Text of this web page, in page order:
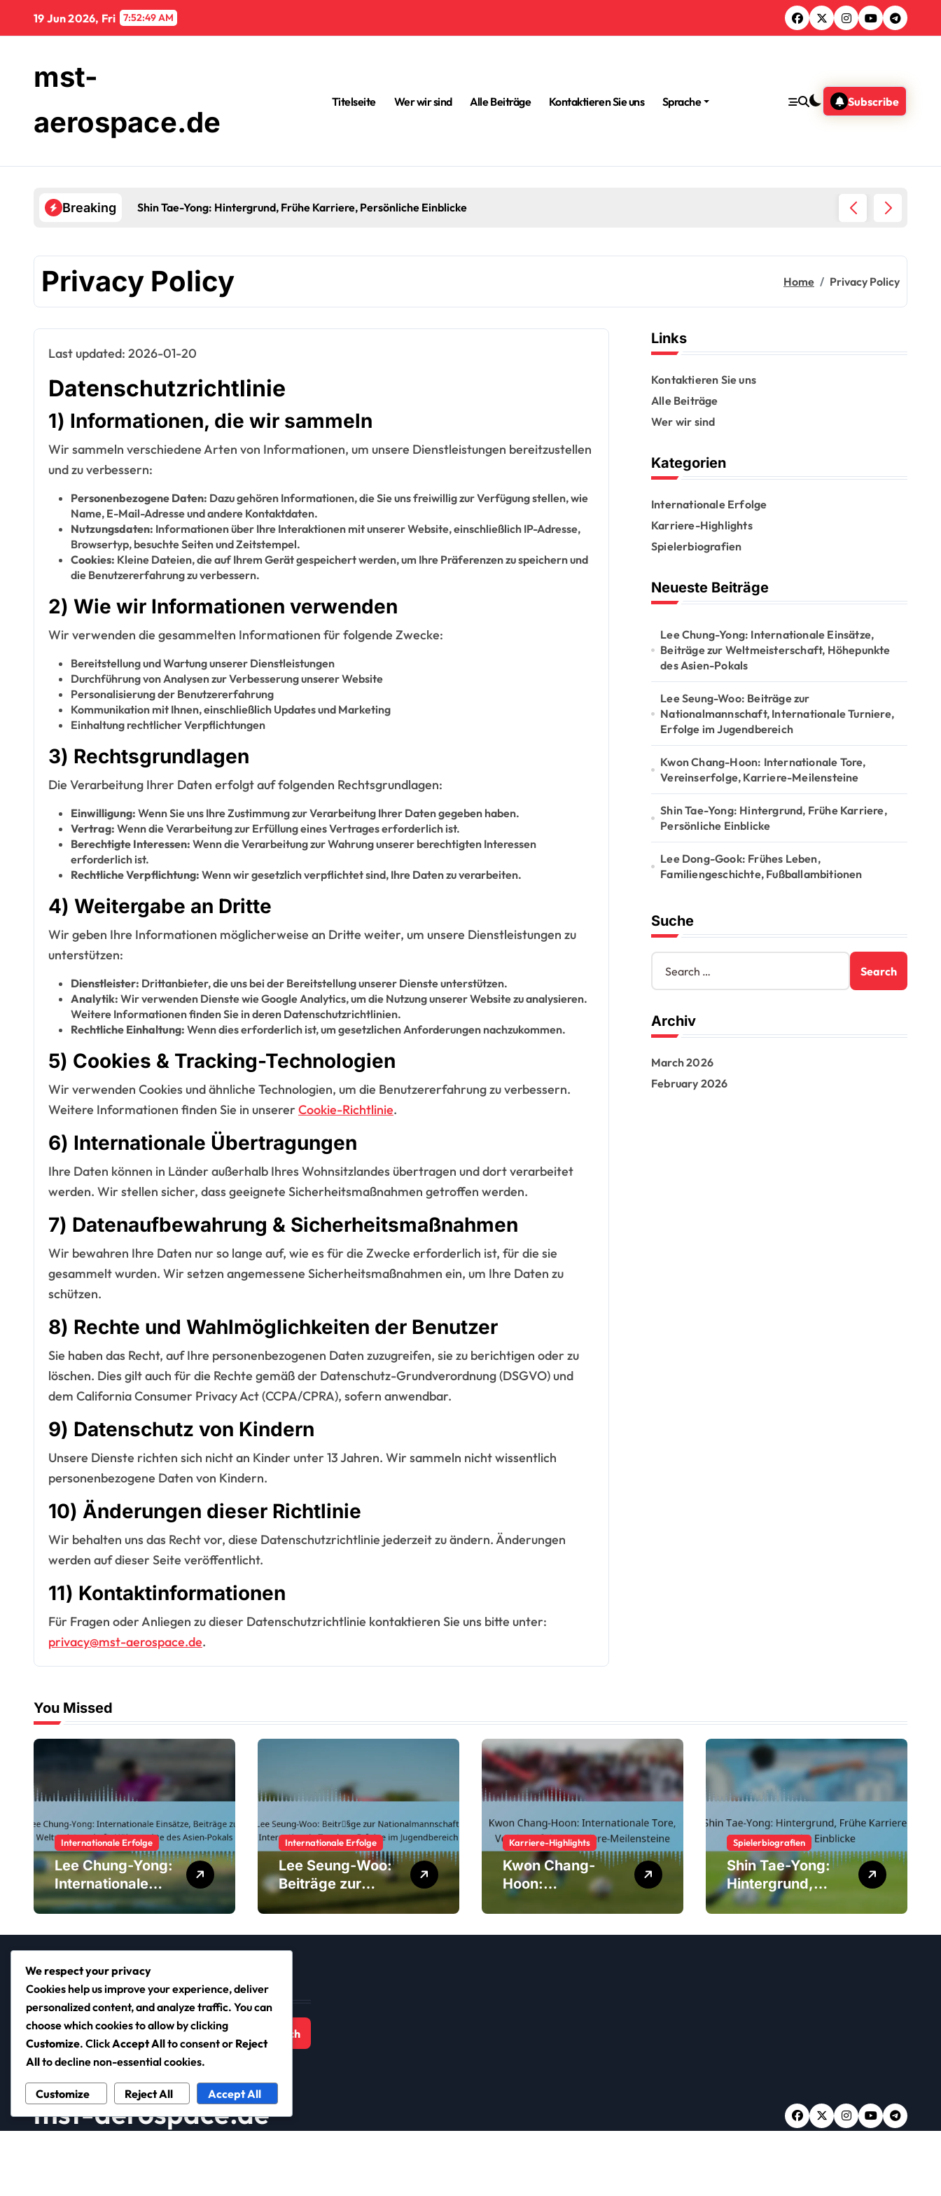
content
19 Jun 2026, Fri 7:52:50 AM
mst-
aerospace.de
Titelseite Wer wir sind Alle Beiträge Kontaktieren Sie uns Sprache Subscribe
Breaking Shin Tae-Yong: Hintergrund, Frühe Karriere, Persönliche Einblicke
Privacy Policy Home Privacy Policy
Last updated: 2026-01-20
Datenschutzrichtlinie
1) Informationen, die wir sammeln
Wir sammeln verschiedene Arten von Informationen, um unsere Dienstleistungen bereitzustellen
und zu verbessern:
Personenbezogene Daten: Dazu gehören Informationen, die Sie uns freiwillig zur Verfügung stellen, wie
Name, E-Mail-Adresse und andere Kontaktdaten.
Nutzungsdaten: Informationen über Ihre Interaktionen mit unserer Website, einschließlich IP-Adresse,
Browsertyp, besuchte Seiten und Zeitstempel.
Cookies: Kleine Dateien, die auf Ihrem Gerät gespeichert werden, um Ihre Präferenzen zu speichern und
die Benutzererfahrung zu verbessern.
2) Wie wir Informationen verwenden
Wir verwenden die gesammelten Informationen für folgende Zwecke:
Bereitstellung und Wartung unserer Dienstleistungen
Durchführung von Analysen zur Verbesserung unserer Website
Personalisierung der Benutzererfahrung
Kommunikation mit Ihnen, einschließlich Updates und Marketing
Einhaltung rechtlicher Verpflichtungen
3) Rechtsgrundlagen
Die Verarbeitung Ihrer Daten erfolgt auf folgenden Rechtsgrundlagen:
Einwilligung: Wenn Sie uns Ihre Zustimmung zur Verarbeitung Ihrer Daten gegeben haben.
Vertrag: Wenn die Verarbeitung zur Erfüllung eines Vertrages erforderlich ist.
Berechtigte Interessen: Wenn die Verarbeitung zur Wahrung unserer berechtigten Interessen
erforderlich ist.
Rechtliche Verpflichtung: Wenn wir gesetzlich verpflichtet sind, Ihre Daten zu verarbeiten.
4) Weitergabe an Dritte
Wir geben Ihre Informationen möglicherweise an Dritte weiter, um unsere Dienstleistungen zu
unterstützen:
Dienstleister: Drittanbieter, die uns bei der Bereitstellung unserer Dienste unterstützen.
Analytik: Wir verwenden Dienste wie Google Analytics, um die Nutzung unserer Website zu analysieren.
Weitere Informationen finden Sie in deren Datenschutzrichtlinien.
Rechtliche Einhaltung: Wenn dies erforderlich ist, um gesetzlichen Anforderungen nachzukommen.
5) Cookies & Tracking-Technologien
Wir verwenden Cookies und ähnliche Technologien, um die Benutzererfahrung zu verbessern.
Weitere Informationen finden Sie in unsererCookie-Richtlinie.
6) Internationale Übertragungen
Ihre Daten können in Länder außerhalb Ihres Wohnsitzlandes übertragen und dort verarbeitet
werden. Wir stellen sicher, dass geeignete Sicherheitsmaßnahmen getroffen werden.
7) Datenaufbewahrung & Sicherheitsmaßnahmen
Wir bewahren Ihre Daten nur so lange auf, wie es für die Zwecke erforderlich ist, für die sie
gesammelt wurden. Wir setzen angemessene Sicherheitsmaßnahmen ein, um Ihre Daten zu
schützen.
8) Rechte und Wahlmöglichkeiten der Benutzer
Sie haben das Recht, auf Ihre personenbezogenen Daten zuzugreifen, sie zu berichtigen oder zu
löschen. Dies gilt auch für die Rechte gemäß der Datenschutz-Grundverordnung (DSGVO) und
dem California Consumer Privacy Act (CCPA/CPRA), sofern anwendbar.
9) Datenschutz von Kindern
Unsere Dienste richten sich nicht an Kinder unter 13 Jahren. Wir sammeln nicht wissentlich
personenbezogene Daten von Kindern.
10) Änderungen dieser Richtlinie
Wir behalten uns das Recht vor, diese Datenschutzrichtlinie jederzeit zu ändern. Änderungen
werden auf dieser Seite veröffentlicht.
11) Kontaktinformationen
Für Fragen oder Anliegen zu dieser Datenschutzrichtlinie kontaktieren Sie uns bitte unter:
privacy@mst-aerospace.de.
Links
Kontaktieren Sie uns
Alle Beiträge
Wer wir sind
Kategorien
Internationale Erfolge
Karriere-Highlights
Spielerbiografien
Neueste Beiträge
Lee Chung-Yong: Internationale Einsätze,
Beiträge zur Weltmeisterschaft, Höhepunkte
des Asien-Pokals
Lee Seung-Woo: Beiträge zur
Nationalmannschaft, Internationale Turniere,
Erfolge im Jugendbereich
Kwon Chang-Hoon: Internationale Tore,
Vereinserfolge, Karriere-Meilensteine
Shin Tae-Yong: Hintergrund, Frühe Karriere,
Persönliche Einblicke
Lee Dong-Gook: Frühes Leben,
Familiengeschichte, Fußballambitionen
Suche
S
a
c
h
o
r
Archiv
March 2026
February 2026
You Missed
Internationale Erfolge
Lee Chung-Yong:
Internationale
Einsätze, Beiträge
Weltmeisterschaf
t, Höhepunkte
des Asien-Pokals
Internationale Erfolge
Lee Seung-Woo:
Beiträge zur
Nationalmannsch
Turniere, Erfolge
im Jugendbereich
Karriere-Highlights
Kwon Chang-
Hoon:
Internationale
Vereinserfolge,
Spielerbiografien
Shin Tae-Yong:
Hintergrund,
Frühe Karriere,
Einblicke
Suche
Search
for:
mst-aerospace.de
We respect your privacy
Cookies help us improve your experience, deliver
personalized content, and analyze traffic. You can
choose which cookies to allow by clicking
Customize. ClickAccept Allto consent or Reject
Allto decline non-essential cookies.
Customize Reject All Accept All